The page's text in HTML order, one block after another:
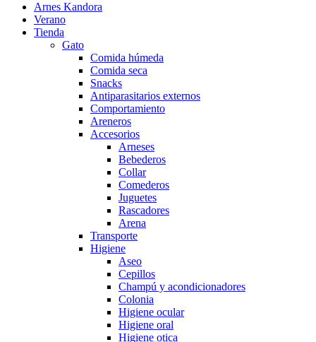
Arnes Kandora
Verano
Tienda
Gato
Comida húmeda
Comida seca
Snacks
Antiparasitarios externos
Comportamiento
Areneros
Accesorios
Arneses
Bebederos
Collar
Comederos
Juguetes
Rascadores
Arena
Transporte
Higiene
Aseo
Cepillos
Champú y acondicionadores
Colonia
Higiene ocular
Higiene oral
Higiene otica